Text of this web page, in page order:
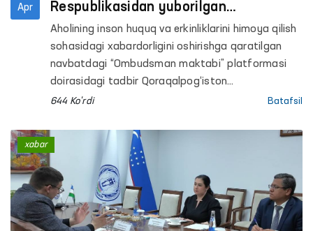
Apr
Respublikasidan yuborilgan
murojaatlarda qanday masalalar
ko‘tarilgan?
Aholining inson huquq va erkinliklarini himoya qilish
sohasidagi xabardorligini oshirishga qaratilgan
navbatdagi “Ombudsman maktabi” platformasi
doirasidagi tadbir Qoraqalpog‘iston
Respublikasida tashkil etilmoqda.
644 Ko'rdi Batafsil
xabar